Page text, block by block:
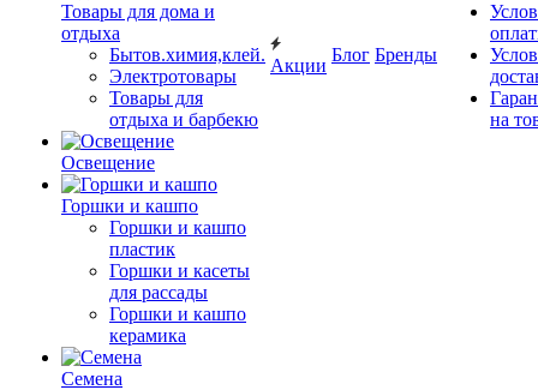
Товары для дома и
отдыха
Бытов.химия,клей.
Электротовары
Товары для
отдыха и барбекю
Освещение
Горшки и кашпо
Горшки и кашпо
пластик
Горшки и касеты
для рассады
Горшки и кашпо
керамика
Семена
Акции
Блог Бренды
на